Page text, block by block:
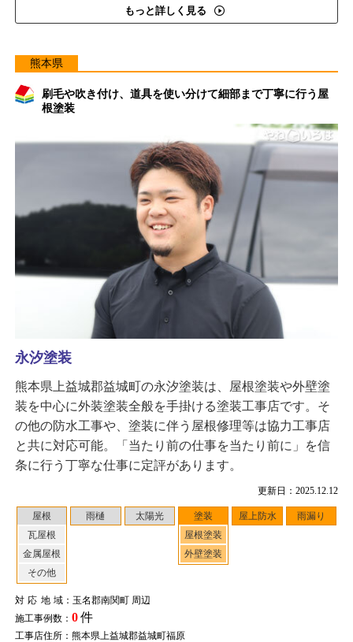
もっと詳しく見る
熊本県
刷毛や吹き付け、道具を使い分けて細部まで丁寧に行う屋
根塗装
更新日：2025.12.12
屋根
瓦屋根
金属屋根
その他
雨樋 太陽光
塗装
屋根塗装
外壁塗装
屋上防水 雨漏り
対応地域：玉名郡南関町 周辺
施工事例数： 0件
工事店住所：熊本県上益城郡益城町福原
永汐塗装
熊本県上益城郡益城町の永汐塗装は、屋根塗装や外壁塗
装を中心に外装塗装全般を手掛ける塗装工事店です。そ
の他の防水工事や、塗装に伴う屋根修理等は協力工事店
と共に対応可能。「当たり前の仕事を当たり前に」を信
条に行う丁寧な仕事に定評があります。